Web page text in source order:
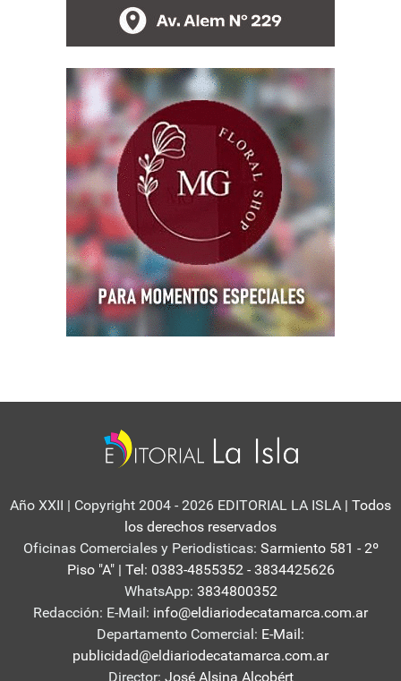
Año XXII | Copyright 2004 - 2026 EDITORIAL LA ISLA | Todos
los derechos reservados
Oficinas Comerciales y Periodisticas: Sarmiento 581 - 2º
Piso "A" | Tel: 0383-4855352 - 3834425626
WhatsApp: 3834800352
Redacción: E-Mail: info@eldiariodecatamarca.com.ar
Departamento Comercial: E-Mail:
publicidad@eldiariodecatamarca.com.ar
Director: José Alsina Alcobért